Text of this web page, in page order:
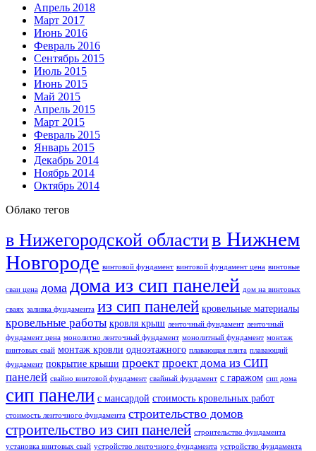
Апрель 2018
Март 2017
Июнь 2016
Февраль 2016
Сентябрь 2015
Июль 2015
Июнь 2015
Май 2015
Апрель 2015
Март 2015
Февраль 2015
Январь 2015
Декабрь 2014
Ноябрь 2014
Октябрь 2014
Облако тегов
в Нижегородской областив Нижнем
Новгороде винтовой фундамент винтовой фундамент цена винтовые
сваи цена дома дома из сип панелей дом на винтовых
сваях заливка фундамента из сип панелей кровельные материалы
кровельные работы кровля крыш ленточный фундамент ленточный
фундамент цена монолитно ленточный фундамент монолитный фундамент монтаж
винтовых свай монтаж кровли одноэтажного плавающая плита плавающий
фундамент покрытие крыши проект проект дома из СИП
панелей свайно винтовой фундамент свайный фундамент с гаражом сип дома
сип панели с мансардой стоимость кровельных работ
стоимость ленточного фундамента строительство домов
строительство из сип панелей строительство фундамента
установка винтовых свай устройство ленточного фундамента устройство фундамента